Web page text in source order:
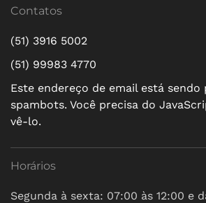
Contatos
(51) 3916 5002
(51) 99983 4770
Este endereço de email está
spambots. Você precisa do
vê-lo.
Horários
Segunda à sexta: 07:00 às 12:00 e